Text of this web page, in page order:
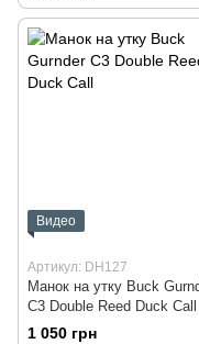
Видео
Артикул: DH127
Манок на утку Buck
C3 Double Reed Duck Call
1 050 грн